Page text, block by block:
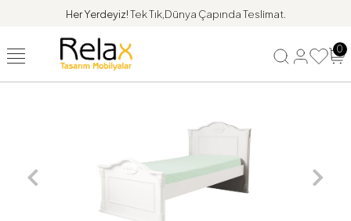
Her Yerdeyiz!Tek Tık,Dünya Çapında Teslimat.
0